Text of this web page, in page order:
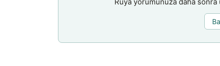
Rüya yorumunuza daha